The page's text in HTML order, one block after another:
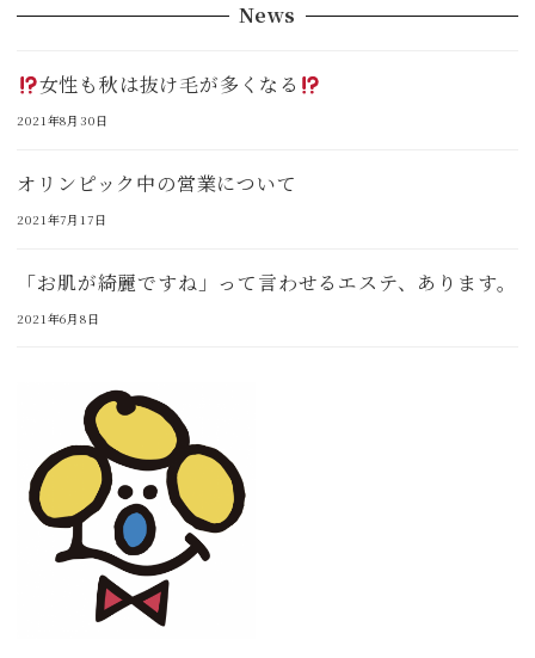
News
女性も秋は抜け毛が多くなる
2021年8月30日
オリンピック中の営業について
2021年7月17日
「お肌が綺麗ですね」って言わせるエステ、あります。
2021年6月8日